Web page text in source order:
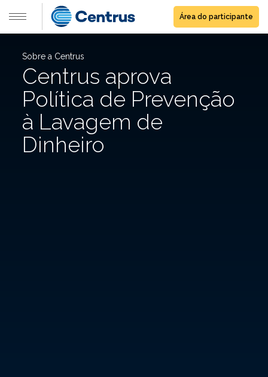
Área do participante
Sobre a Centrus
Centrus aprova
Política de Prevenção
à Lavagem de
Dinheiro